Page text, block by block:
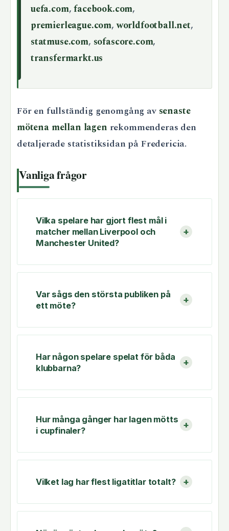
uefa.com,facebook.com,
premierleague.com,worldfootball.net,
statmuse.com, sofascore.com,
transfermarkt.us
För en fullständig genomgång av senaste
mötena mellan lagen rekommenderas den
detaljerade statistiksidan på Fredericia.
Vanliga frågor
Vilka spelare har gjort flest mål i
matcher mellan Liverpool och
Manchester United?
Var sågs den största publiken på
ett möte?
Har någon spelare spelat för båda
klubbarna?
Hur många gånger har lagen mötts
i cupfinaler?
Vilket lag har flest ligatitlar totalt?